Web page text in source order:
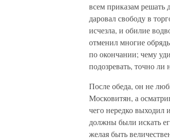
всем приказам решать
даровал свободу в
исчезла, и обилие
отменил многие
по окончании; чему
подозревать, точно
После обеда, он не
Московитян, а
чего нередко выходил
должны были искать
желая быть